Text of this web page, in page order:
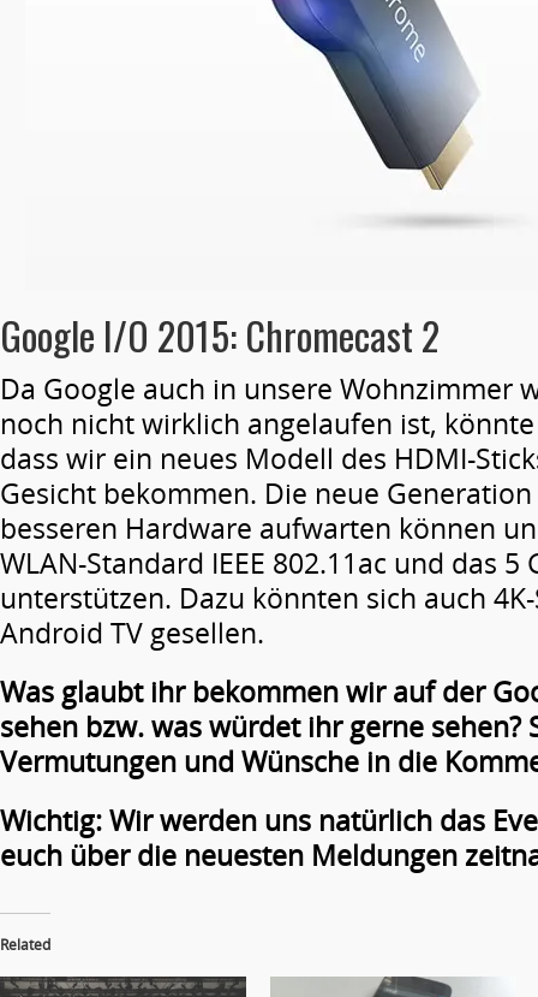
Google I/O 2015: Chromecast 2
Da Google auch in unsere Wohnzimmer
noch nicht wirklich angelaufen ist,
dass wir ein neues Modell des HDMI-
Gesicht bekommen. Die neue
besseren Hardware aufwarten können
WLAN-Standard IEEE 802.11ac und das 5
unterstützen. Dazu könnten sich auch
Android TV gesellen.
Was glaubt ihr bekommen wir auf der
sehen bzw. was würdet ihr gerne sehen?
Vermutungen und Wünsche in die
Wichtig: Wir werden uns natürlich das
euch über die neuesten Meldungen
Related